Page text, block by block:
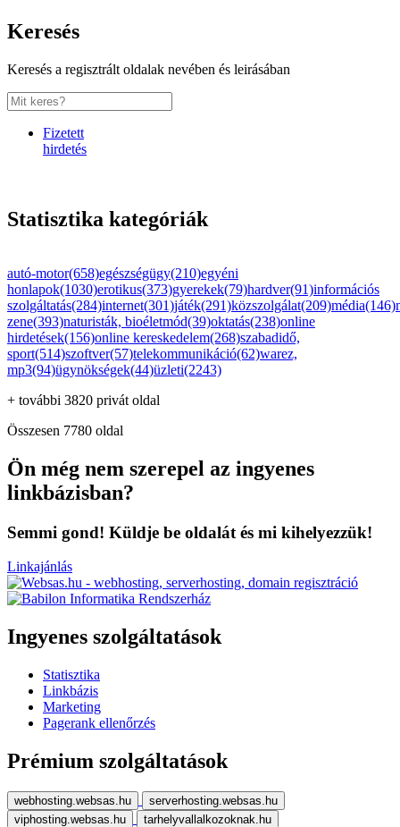
Keresés
Keresés a regisztrált oldalak nevében és leirásában
Fizetett
hirdetés
Statisztika kategóriák
autó-motor(658)egészségügy(210)egyéni
honlapok(1030)erotikus(373)gyerekek(79)hardver(91)információs
szolgáltatás(284)internet(301)játék(291)közszolgálat(209)média(146)
zene(393)naturisták, bioéletmód(39)oktatás(238)online
hirdetések(156)online kereskedelem(268)szabadidő,
sport(514)szoftver(57)telekommunikáció(62)warez,
mp3(94)ügynökségek(44)üzleti(2243)
+ további 3820 privát oldal
Összesen 7780 oldal
Ön még nem szerepel az ingyenes
linkbázisban?
Semmi gond! Küldje be oldalát és mi kihelyezzük!
Linkajánlás
Ingyenes szolgáltatások
Statisztika
Linkbázis
Marketing
Pagerank ellenőrzés
Prémium szolgáltatások
webhosting.websas.hu
serverhosting.websas.hu
viphosting.websas.hu
tarhelyvallalkozoknak.hu